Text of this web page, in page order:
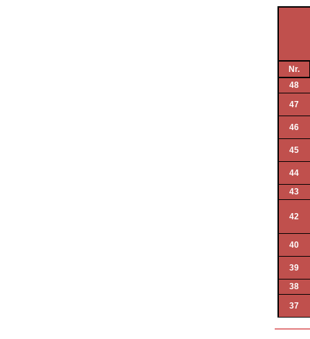
Nr.
48
47
46
45
44
43
42
40
39
38
37